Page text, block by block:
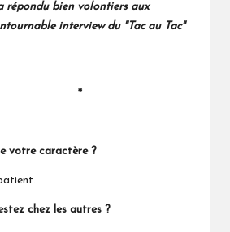
répondu bien volontiers aux
interview du "Tac au Tac"
*
votre caractère ?
chez les autres ?